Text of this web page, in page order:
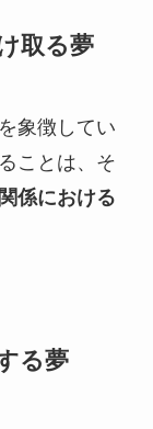
取る夢
象徴してい
ことは、そ
係における
る夢